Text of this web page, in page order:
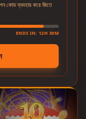
কোড ব্যবহার করে জিতে
ENDS IN: 12H 30M